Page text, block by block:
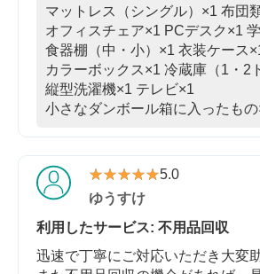
マットレス（シングル）×1 布団
オフィスチェア×1 PCデスク×1
食器棚（中・小）×1 衣装ケース
カラーボックス×1 冷蔵庫（1・2
縦型洗濯機×1 テレビ×1
小さなダンボール箱に入ったも
★★★★★
★★★★★5.0
ゆうすけ
利用したサービス: 不用品回収
迅速で丁寧にご対応いただき大変